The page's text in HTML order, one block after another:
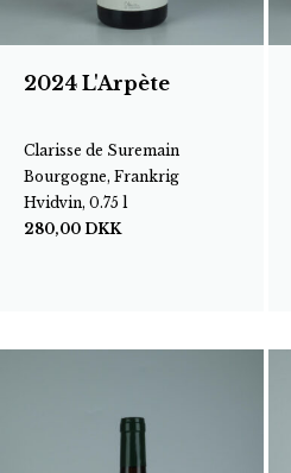
2024 L'Arpète
Clarisse de Suremain
Bourgogne, Frankrig
Hvidvin, 0.75 l
280,00 DKK